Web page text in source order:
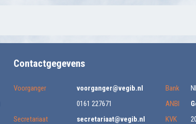
Contactgegevens
Voorganger
voorganger@vegib.nl
0161 227671
Secretariaat
secretariaat@vegib.nl
Bank
ANBI
KVK